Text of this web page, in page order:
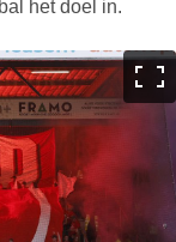
het doel in.